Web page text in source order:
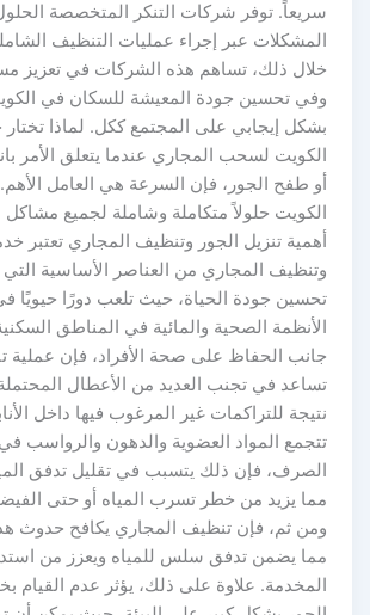
سريعاً. توفر شركات التنكر المتخصصة
المشكلات عبر إجراء عمليات التنظيف
خلال ذلك، تساهم هذه الشركات في تعزيز
وفي تحسين جودة المعيشة للسكان في
بشكل إيجابي على المجتمع ككل. لماذا تختار
الكويت لسحب المجاري عندما يتعلق الأمر
أو طفح الجور، فإن السرعة هي العامل
الكويت حلولاً متكاملة وشاملة لجميع
أهمية تنزيل الجور وتنظيف المجاري تعتبر
وتنظيف المجاري من العناصر الأساسية
تحسين جودة الحياة، حيث تلعب دورًا حيويًا
الأنظمة الصحية والمائية في المناطق
جانب الحفاظ على صحة الأفراد، فإن عملية
تساعد في تجنب العديد من الأعطال
نتيجة للتراكمات غير المرغوب فيها داخل
تتجمع المواد العضوية والدهون والرواسب
الصرف، فإن ذلك يتسبب في تقليل تدفق
مما يزيد من خطر تسرب المياه أو حتى
ومن ثم، فإن تنظيف المجاري يكافح حدوث
مما يضمن تدفق سلس للمياه ويعزز من
المخدمة. علاوة على ذلك، يؤثر عدم القيام